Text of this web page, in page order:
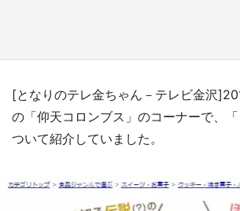
[となりのテレ金ちゃん－テレビ金沢
の「仰天コロンブス」のコーナーで、
ついて紹介していました。